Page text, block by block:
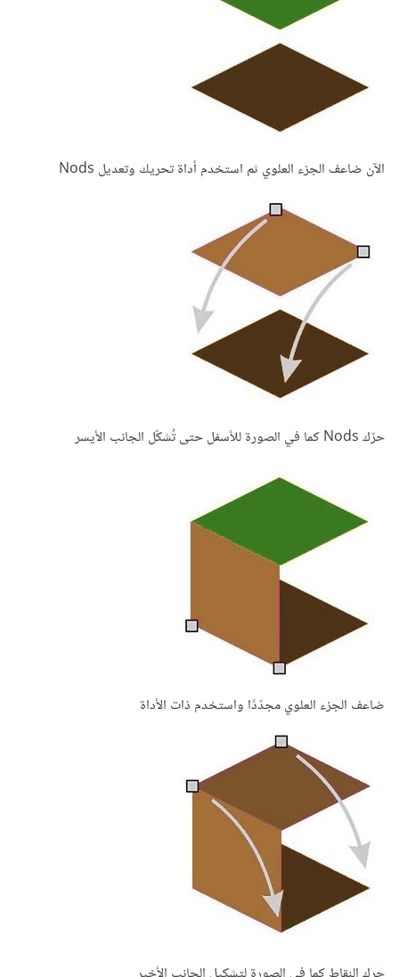
الآن ضاعف الجزء العلوي ثم استخدم أداة تحريك وتعديل Nods
حرّك Nods كما في الصورة للأسفل حتى تُشكّل الجانب الأيسر
ضاعف الجزء العلوي مجدّدًا واستخدم ذات الأداة